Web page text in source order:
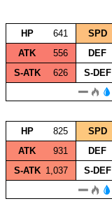
HP
641 SPD
ATK
556 DEF
S‑ATK
626 S‑DEF
HP
825 SPD
ATK
931 DEF
S‑ATK 1,037 S‑DEF